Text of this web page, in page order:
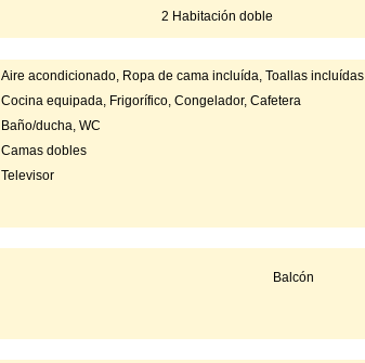
2 Habitación doble
Aire acondicionado, Ropa de cama incluída, Toallas incluídas
Cocina equipada, Frigorífico, Congelador, Cafetera
Baño/ducha, WC
Camas dobles
Televisor
Balcón